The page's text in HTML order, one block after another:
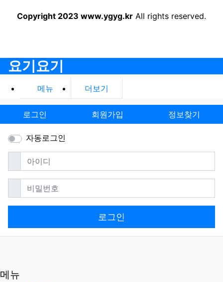
Copyright 2023 www.ygyg.kr All rights reserved.
요기요기
메뉴 더보기
로그인 회원가입 정보찾기
자동로그인
아이디필수
비밀번호필수
로그인
메뉴